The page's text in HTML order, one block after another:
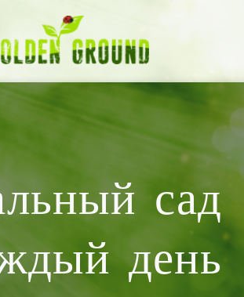
сад
день